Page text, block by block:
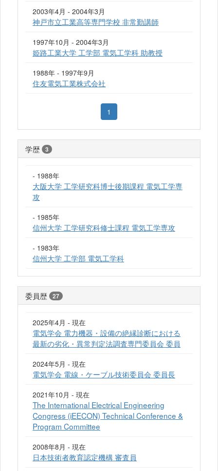
2003年4月 - 2004年3月
神戸市立工業高等専門学校 非常勤講師
1997年10月 - 2004年3月
姫路工業大学 工学部 電気工学科 助教授
1988年 - 1997年9月
住友電気工業株式会社
1
学歴 3
- 1988年
大阪大学 工学研究科博士後期課程 電気工学専
攻
- 1985年
信州大学 工学研究科修士課程 電気工学専攻
- 1983年
信州大学 工学部 電気工学科
委員歴 27
2025年4月 - 現在
電気学会 電力機器・設備の絶縁診断における
最新の劣化・異常判定法調査専門委員会 委員
2024年5月 - 現在
電気学会 電線・ケーブル技術委員会 委員長
2021年10月 - 現在
The International Electrical Engineering
Congress (iEECON) Technical Conference &
Program Committee
2008年8月 - 現在
日本技術者教育認定機構 審査員